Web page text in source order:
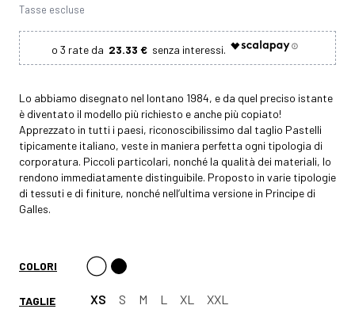
Tasse escluse
23.33 €
Lo abbiamo disegnato nel lontano 1984, e da quel preciso istante
è diventato il modello più richiesto e anche più copiato!
Apprezzato in tutti i paesi, riconoscibilissimo dal taglio Pastelli
tipicamente italiano, veste in maniera perfetta ogni tipologia di
corporatura. Piccoli particolari, nonché la qualità dei materiali, lo
rendono immediatamente distinguibile. Proposto in varie tipologie
di tessuti e di finiture, nonché nell’ultima versione in Principe di
Galles.
COLORI
TAGLIE XS S M L XL XXL